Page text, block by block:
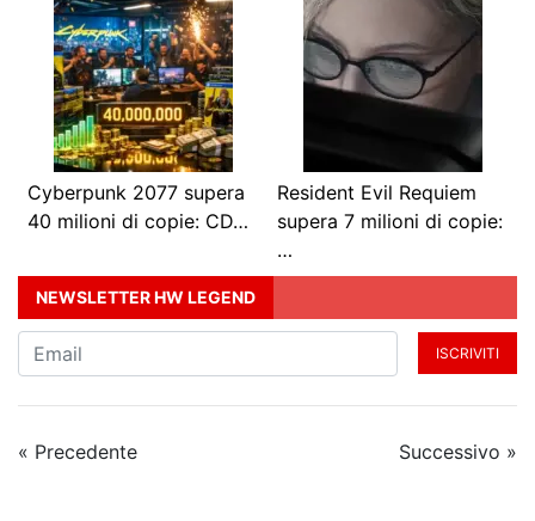
Cyberpunk 2077 supera
40 milioni di copie: CD…
Resident Evil Requiem
supera 7 milioni di copie:
…
NEWSLETTER HW LEGEND
ISCRIVITI
« Precedente Successivo »